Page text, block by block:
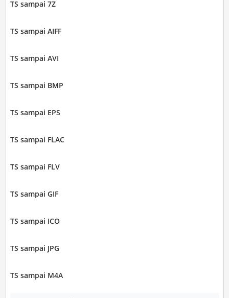
TS sampai 7Z
TS sampai AIFF
TS sampai AVI
TS sampai BMP
TS sampai EPS
TS sampai FLAC
TS sampai FLV
TS sampai GIF
TS sampai ICO
TS sampai JPG
TS sampai M4A